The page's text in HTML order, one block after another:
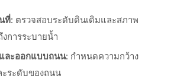
ที่: ตรวจสอบระดับดินเดิมและสภาพ
การระบายน้ำ
ละออกแบบถนน: กำหนดความกว้าง
ะระดับของถนน